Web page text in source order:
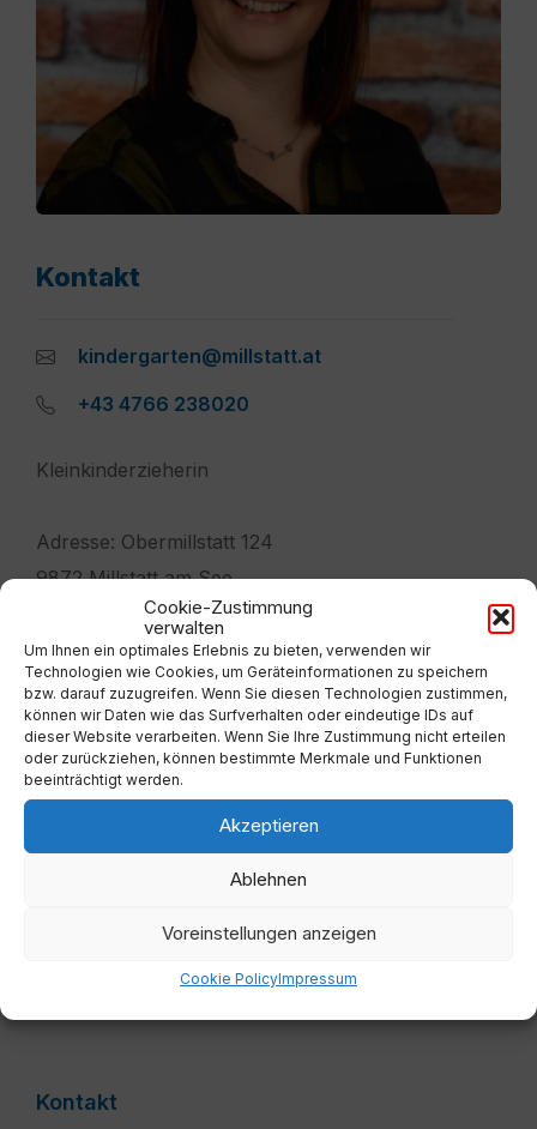
Cookie-Zustimmung
verwalten
Um Ihnen ein optimales Erlebnis zu bieten, verwenden wir
Technologien wie Cookies, um Geräteinformationen zu speichern
bzw. darauf zuzugreifen. Wenn Sie diesen Technologien zustimmen,
können wir Daten wie das Surfverhalten oder eindeutige IDs auf
dieser Website verarbeiten. Wenn Sie Ihre Zustimmung nicht erteilen
oder zurückziehen, können bestimmte Merkmale und Funktionen
beeinträchtigt werden.
Akzeptieren
Ablehnen
Voreinstellungen anzeigen
Cookie PolicyImpressum
Kontakt
kindergarten@millstatt.at
+43 4766 238020
Kleinkinderzieherin
Adresse: Obermillstatt 124
9872 Millstatt am See
Marktgemeinde Millstatt am See
Kontakt